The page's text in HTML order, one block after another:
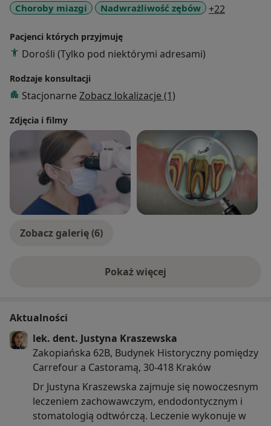
Choroby miazgi
Nadwrażliwość zębów +22
Pacjenci których przyjmuję
Dorośli (Tylko pod niektórymi adresami)
Rodzaje konsultacji
Stacjonarne Zobacz lokalizacje (1)
Zdjęcia i filmy
Zobacz galerię (6)
Pokaż więcejo doświadczeniu
Aktualności
lek. dent. Justyna Kraszewska
Zakopiańska 62B, Budynek Historyczny pomiędzy
Carrefour a Castoramą, 30-418 Kraków
Dr Justyna Kraszewska zajmuje się nowoczesnym
leczeniem zachowawczym, endodontycznym i
stomatologią odtwórczą. Leczenie wykonuje w